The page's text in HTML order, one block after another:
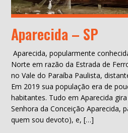
Aparecida – SP
Aparecida, popularmente
Norte em razão da Estrada de
no Vale do Paraíba Paulista,
Em 2019 sua população era de
habitantes. Tudo em Aparecida
Senhora da Conceição Aparecida,
quem sou devoto), e, […]